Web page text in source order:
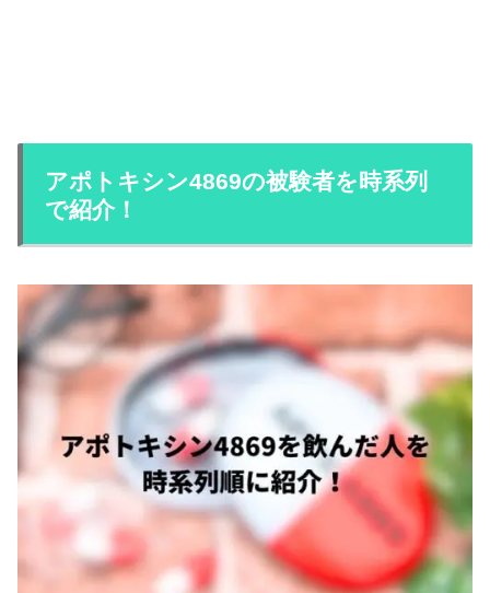
アポトキシン4869の被験者を時系列
で紹介！